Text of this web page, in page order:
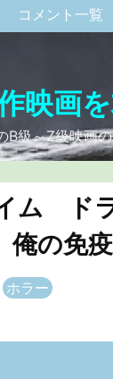
コメント一覧
映画
級～Z級映画
ム ド
の免
ホラー